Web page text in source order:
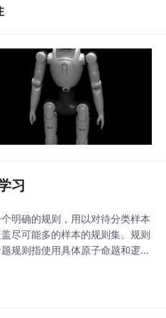
习
明确的规则，用以对待分类样本
尽可能多的样本的规则集。规则
规则指使用具体原子命题和逻辑
规则的特殊情况